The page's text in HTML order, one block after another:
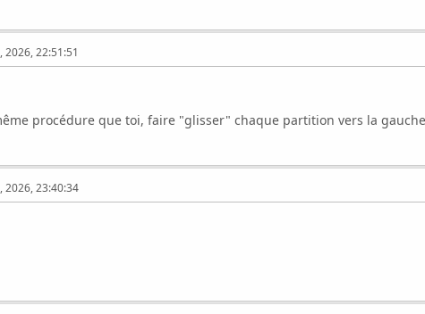
2026, 22:51:51
procédure que toi, faire "glisser" chaque partition vers la
2026, 23:40:34